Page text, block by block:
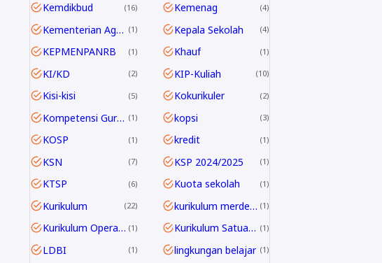
Kemdikbud 16 Kemenag 4
Kementerian Agama 1 Kepala Sekolah 4
KEPMENPANRB 1 Khauf 1
KI/KD 2 KIP-Kuliah 10
Kisi-kisi 5 Kokurikuler 2
Kompetensi Guru 2045 1 kopsi 3
KOSP 1 kredit 1
KSN 7 KSP 2024/2025 1
KTSP 6 Kuota sekolah 1
Kurikulum 22 kurikulum merdeka 1
Kurikulum Operasional Satuan Pendidikan 1 Kurikulum Satuan Pendidikan 1
LDBI 1 lingkungan belajar 1